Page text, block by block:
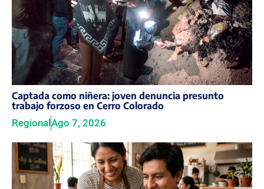
Captada como niñera: joven denuncia presunto
trabajo forzoso en Cerro Colorado
RegionalAgo 7, 2026